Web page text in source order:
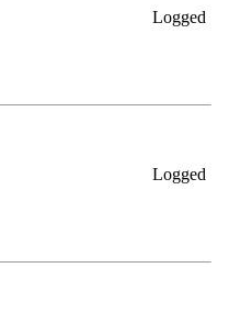
Logged
Logged